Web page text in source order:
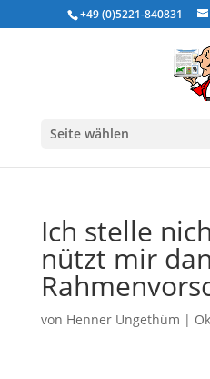
+49 (0)5221-840831
Seite wählen
Ich stelle
nützt mir
von Henner Ungethüm |